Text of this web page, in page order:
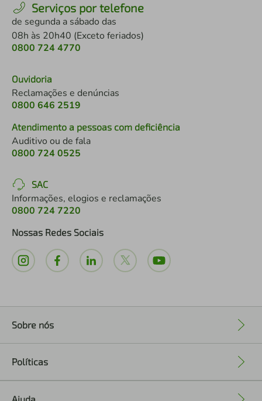
Serviços por telefone
de segunda a sábado das
08h às 20h40 (Exceto feriados)
0800 724 4770
Ouvidoria
Reclamações e denúncias
0800 646 2519
Atendimento a pessoas com deficiência
Auditivo ou de fala
0800 724 0525
SAC
Informações, elogios e reclamações
0800 724 7220
Nossas Redes Sociais
Sobre nós
Políticas